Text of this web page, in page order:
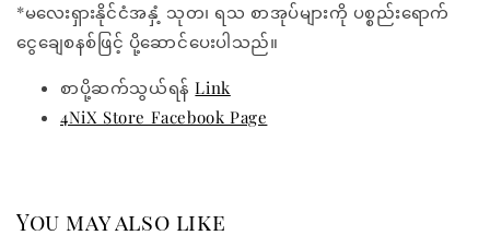
*မလေးရှားနိုင်ငံအနှံ့ သုတ၊ ရသ စာအုပ်များကို ပစ္စည်းရောက်
ငွေချေစနစ်ဖြင့် ပို့ဆောင်ပေးပါသည်။
စာပို့ဆက်သွယ်ရန်Link
4NiX Store Facebook Page
You may also like